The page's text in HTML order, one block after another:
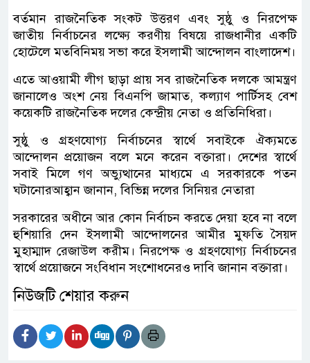
বর্তমান রাজনৈতিক সংকট উত্তরণ এবং সুষ্ঠু ও নিরপেক্ষ
জাতীয় নির্বাচনের লক্ষ্যে করণীয় বিষয়ে রাজধানীর একটি
হোটেলে মতবিনিময় সভা করে ইসলামী আন্দোলন বাংলাদেশ।
এতে আওয়ামী লীগ ছাড়া প্রায় সব রাজনৈতিক দলকে আমন্ত্রণ
জানালেও অংশ নেয় বিএনপি জামাত, কল্যাণ পার্টিসহ বেশ
কয়েকটি রাজনৈতিক দলের কেন্দ্রীয় নেতা ও প্রতিনিধিরা।
সুষ্ঠু ও গ্রহণযোগ্য নির্বাচনের স্বার্থে সবাইকে ঐক্যমতে
আন্দোলন প্রয়োজন বলে মনে করেন বক্তারা। দেশের স্বার্থে
সবাই মিলে গণ অভ্যুত্থানের মাধ্যমে এ সরকারকে পতন
ঘটানোরআহ্বান জানান, বিভিন্ন দলের সিনিয়র নেতারা
সরকারের অধীনে আর কোন নির্বাচন করতে দেয়া হবে না বলে
হুশিয়ারি দেন ইসলামী আন্দোলনের আমীর মুফতি সৈয়দ
মুহাম্মাদ রেজাউল করীম। নিরপেক্ষ ও গ্রহণযোগ্য নির্বাচনের
স্বার্থে প্রয়োজনে সংবিধান সংশোধনেরও দাবি জানান বক্তারা।
নিউজটি শেয়ার করুন